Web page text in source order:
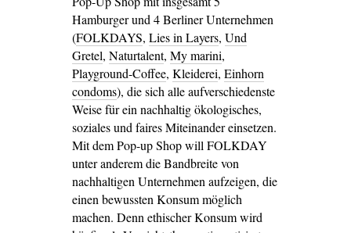
Hamburger und 4 Berliner Unternehmen
(FOLKDAYS, Lies in Layers, Und
Gretel, Naturtalent, My marini,
Playground-Coffee, Kleiderei, Einhorn
condoms), die sich alle aufverschiedenste
Weise für ein nachhaltig ökologisches,
soziales und faires Miteinander einsetzen.
Mit dem Pop-up Shop will FOLKDAY
unter anderem die Bandbreite von
nachhaltigen Unternehmen aufzeigen, die
einen bewussten Konsum möglich
machen. Denn ethischer Konsum wird